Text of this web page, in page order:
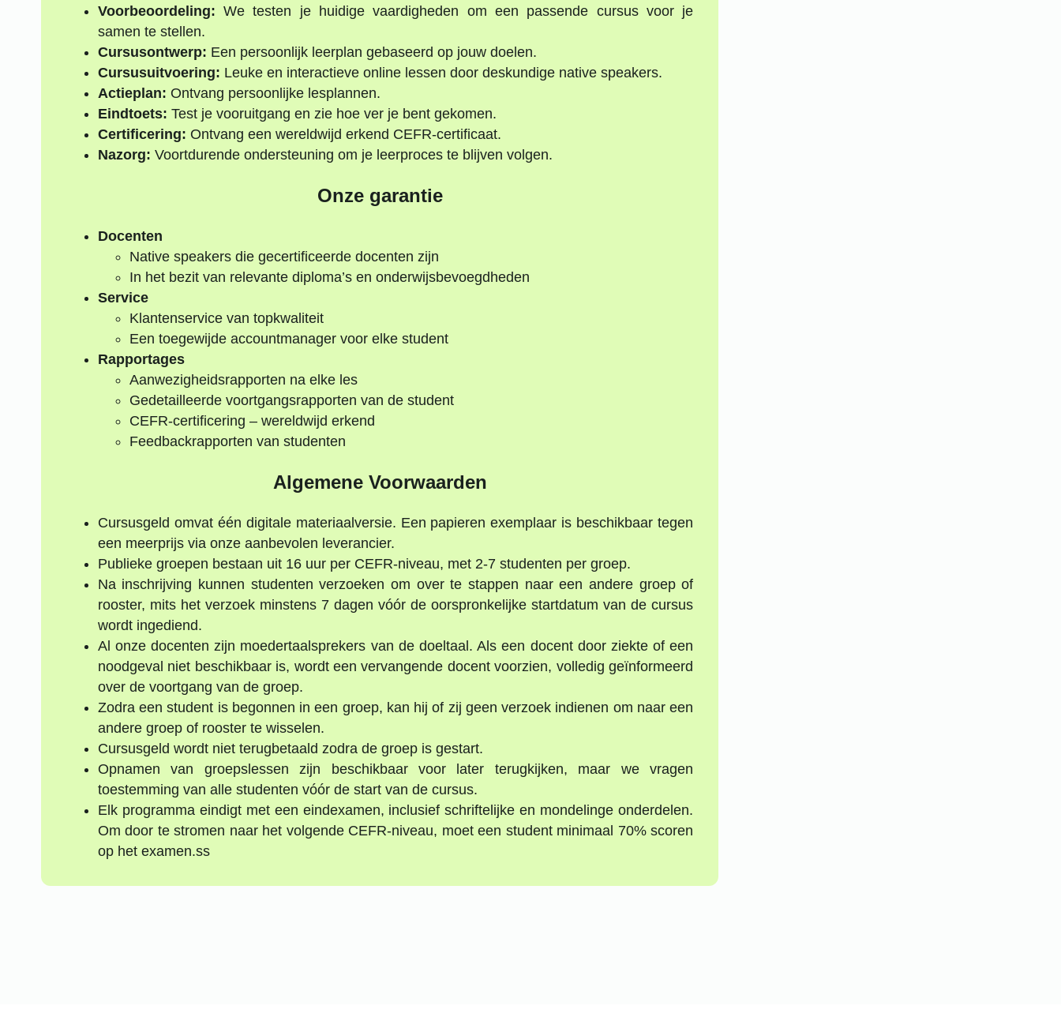
Voorbeoordeling: We testen je huidige vaardigheden om een passende cursus voor je
samen te stellen.
Cursusontwerp: Een persoonlijk leerplan gebaseerd op jouw doelen.
Cursusuitvoering: Leuke en interactieve online lessen door deskundige native speakers.
Actieplan: Ontvang persoonlijke lesplannen.
Eindtoets: Test je vooruitgang en zie hoe ver je bent gekomen.
Certificering: Ontvang een wereldwijd erkend CEFR-certificaat.
Nazorg: Voortdurende ondersteuning om je leerproces te blijven volgen.
Onze garantie
Docenten
Native speakers die gecertificeerde docenten zijn
In het bezit van relevante diploma’s en onderwijsbevoegdheden
Service
Klantenservice van topkwaliteit
Een toegewijde accountmanager voor elke student
Rapportages
Aanwezigheidsrapporten na elke les
Gedetailleerde voortgangsrapporten van de student
CEFR-certificering – wereldwijd erkend
Feedbackrapporten van studenten
Algemene Voorwaarden
Cursusgeld omvat één digitale materiaalversie. Een papieren exemplaar is beschikbaar tegen
een meerprijs via onze aanbevolen leverancier.
Publieke groepen bestaan uit 16 uur per CEFR-niveau, met 2-7 studenten per groep.
Na inschrijving kunnen studenten verzoeken om over te stappen naar een andere groep of
rooster, mits het verzoek minstens 7 dagen vóór de oorspronkelijke startdatum van de cursus
wordt ingediend.
Al onze docenten zijn moedertaalsprekers van de doeltaal. Als een docent door ziekte of een
noodgeval niet beschikbaar is, wordt een vervangende docent voorzien, volledig geïnformeerd
over de voortgang van de groep.
Zodra een student is begonnen in een groep, kan hij of zij geen verzoek indienen om naar een
andere groep of rooster te wisselen.
Cursusgeld wordt niet terugbetaald zodra de groep is gestart.
Opnamen van groepslessen zijn beschikbaar voor later terugkijken, maar we vragen
toestemming van alle studenten vóór de start van de cursus.
Elk programma eindigt met een eindexamen, inclusief schriftelijke en mondelinge onderdelen.
Om door te stromen naar het volgende CEFR-niveau, moet een student minimaal 70% scoren
op het examen.ss